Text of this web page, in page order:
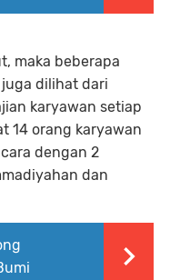
maka beberapa
dilihat dari
karyawan setiap
14 orang karyawan
dengan 2
dan